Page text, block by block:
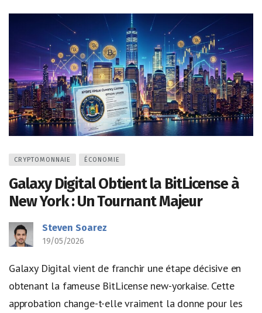
CRYPTOMONNAIE ÉCONOMIE
Galaxy Digital Obtient la BitLicense à
New York : Un Tournant Majeur
Steven Soarez
19/05/2026
Galaxy Digital vient de franchir une étape décisive en
obtenant la fameuse BitLicense new-yorkaise. Cette
approbation change-t-elle vraiment la donne pour les